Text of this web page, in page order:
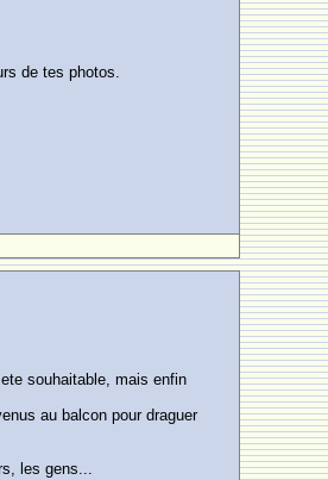
de tes photos.
souhaitable, mais enfin
au balcon pour draguer
les gens...